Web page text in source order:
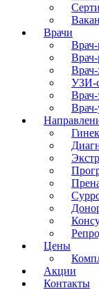
Врачи
Врач-
Врач-
УЗИ-
Цены
Акции
Контакты